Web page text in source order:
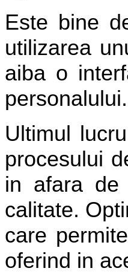
Este bine
utilizarea
aiba o
personalului.
Ultimul
procesului
in afara de
calitate.
care
oferind in